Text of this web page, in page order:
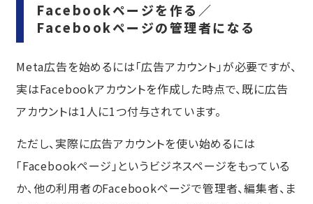
Facebookページを作る／
Facebookページの管理者になる
Meta広告を始めるには「広告アカウント」が必要ですが、
実はFacebookアカウントを作成した時点で、既に広告
アカウントは1人に1つ付与されています。
ただし、実際に広告アカウントを使い始めるには
「Facebookページ」というビジネスページをもっている
か、他の利用者のFacebookページで管理者、編集者、ま